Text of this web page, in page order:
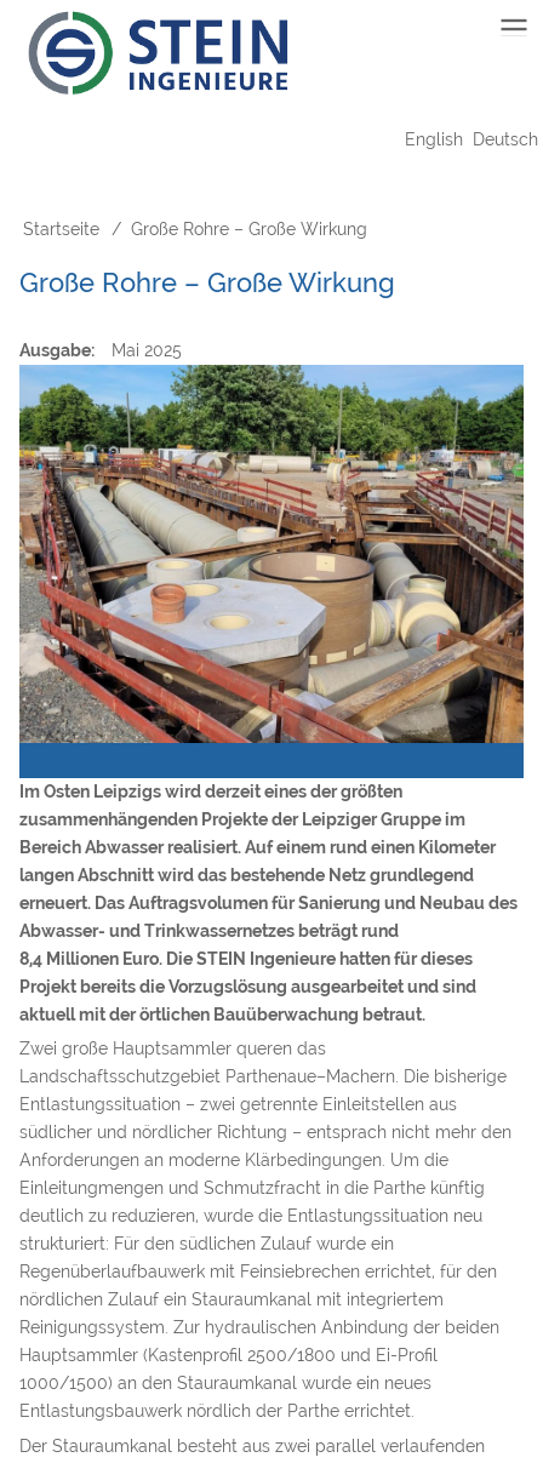
zum
Inhalt
Main
navigation
English Deutsch
Startseite Große Rohre – Große Wirkung
Große Rohre – Große Wirkung
Ausgabe Mai 2025
Im Osten Leipzigs wird derzeit eines der größten
zusammenhängenden Projekte der Leipziger Gruppe im
Bereich Abwasser realisiert. Auf einem rund einen Kilometer
langen Abschnitt wird das bestehende Netz grundlegend
erneuert. Das Auftragsvolumen für Sanierung und Neubau des
Abwasser- und Trinkwassernetzes beträgt rund
8,4 Millionen Euro. Die STEIN Ingenieure hatten für dieses
Projekt bereits die Vorzugslösung ausgearbeitet und sind
aktuell mit der örtlichen Bauüberwachung betraut.
Zwei große Hauptsammler queren das
Landschaftsschutzgebiet Parthenaue–Machern. Die bisherige
Entlastungssituation – zwei getrennte Einleitstellen aus
südlicher und nördlicher Richtung – entsprach nicht mehr den
Anforderungen an moderne Klärbedingungen. Um die
Einleitungmengen und Schmutzfracht in die Parthe künftig
deutlich zu reduzieren, wurde die Entlastungssituation neu
strukturiert: Für den südlichen Zulauf wurde ein
Regenüberlaufbauwerk mit Feinsiebrechen errichtet, für den
nördlichen Zulauf ein Stauraumkanal mit integriertem
Reinigungssystem. Zur hydraulischen Anbindung der beiden
Hauptsammler (Kastenprofil 2500/1800 und Ei-Profil
1000/1500) an den Stauraumkanal wurde ein neues
Entlastungsbauwerk nördlich der Parthe errichtet.
Der Stauraumkanal besteht aus zwei parallel verlaufenden